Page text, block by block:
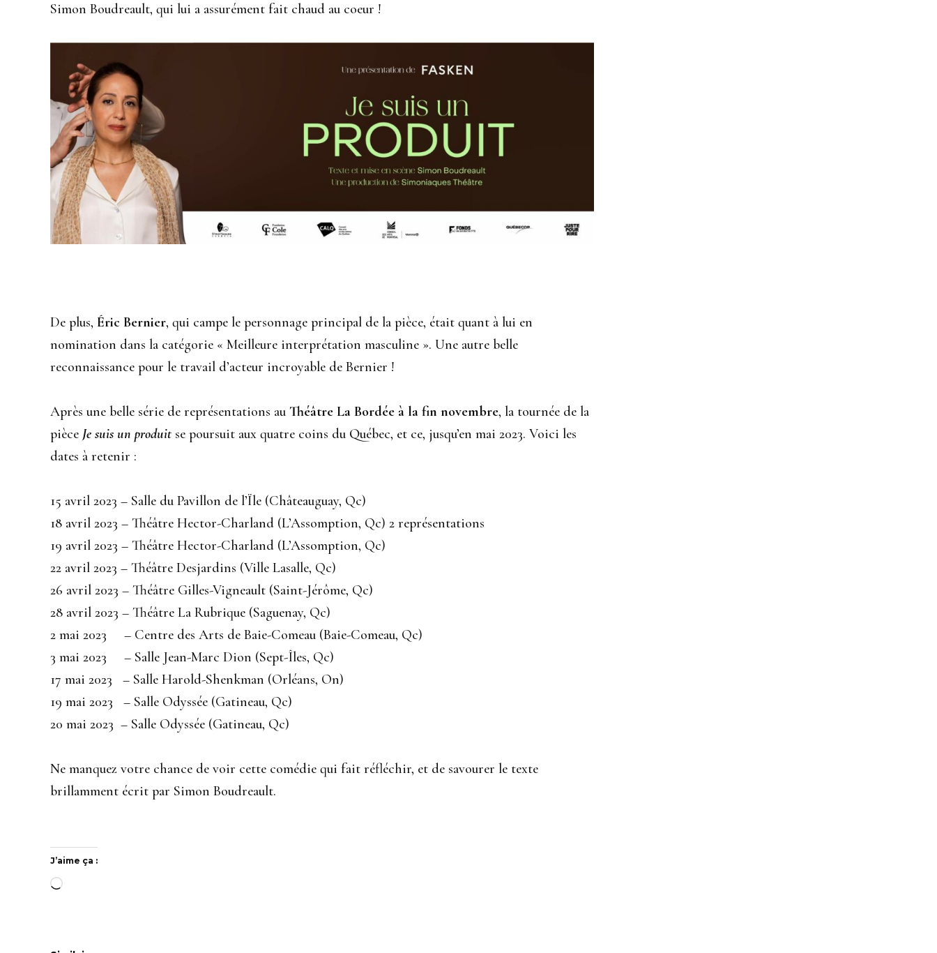
Simon Boudreault, qui lui a assurément fait chaud au coeur !
De plus, Éric Bernier, qui campe le personnage principal de la pièce, était quant à lui en
nomination dans la catégorie « Meilleure interprétation masculine ». Une autre belle
reconnaissance pour le travail d’acteur incroyable de Bernier !
Après une belle série de représentations au Théâtre La Bordée à la fin novembre, la tournée de la
pièce Je suis un produit se poursuit aux quatre coins du Québec, et ce, jusqu’en mai 2023. Voici les
dates à retenir :
15 avril 2023 – Salle du Pavillon de l’Ïle (Châteauguay, Qc)
18 avril 2023 – Théâtre Hector-Charland (L’Assomption, Qc) 2 représentations
19 avril 2023 – Théâtre Hector-Charland (L’Assomption, Qc)
22 avril 2023 – Théâtre Desjardins (Ville Lasalle, Qc)
26 avril 2023 – Théâtre Gilles-Vigneault (Saint-Jérôme, Qc)
28 avril 2023 – Théâtre La Rubrique (Saguenay, Qc)
2 mai 2023 – Centre des Arts de Baie-Comeau (Baie-Comeau, Qc)
3 mai 2023 – Salle Jean-Marc Dion (Sept-Îles, Qc)
17 mai 2023 – Salle Harold-Shenkman (Orléans, On)
19 mai 2023 – Salle Odyssée (Gatineau, Qc)
20 mai 2023 – Salle Odyssée (Gatineau, Qc)
Ne manquez votre chance de voir cette comédie qui fait réfléchir, et de savourer le texte
brillamment écrit par Simon Boudreault.
J’aime ça :
Chargement…